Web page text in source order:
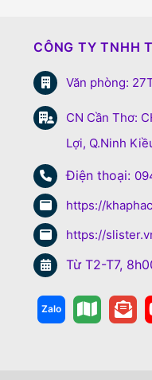
CÔNG TY TNHH
Văn phòng:
CN Cần Thơ:
Lợi, Q.Ninh
Điện thoại:
https://
https://
Từ T2-T7,